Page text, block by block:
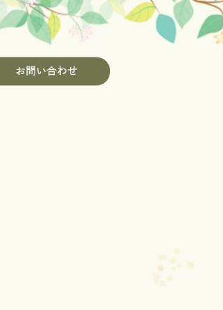
お問い合わせ